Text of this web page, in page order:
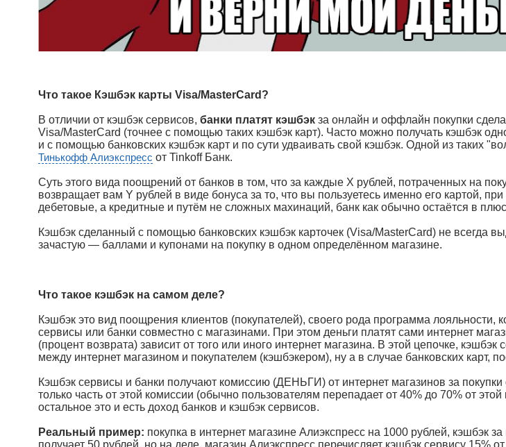
Что такое Кэшбэк карты Visa/MasterCard?
В отличии от кэшбэк сервисов, банки платят кэшбэк за онлайн и оффлайн покупки
Visa/MasterCard (точнее с помощью таких кэшбэк карт). Часто можно получать кэшбэк
и с помощью банковских кэшбэк карт и по сути удваивать свой кэшбэк. Одной из таких
Тинькофф Алиэкспресс от Tinkoff Банк.
Суть этого вида поощрений от банков в том, что за каждые X рублей, потраченных на
возвращает вам Y рублей в виде бонуса за то, что вы пользуетесь именно его картой,
дебетовые, а кредитные и путём не сложных махинаций, банк как обычно остаётся в
Кэшбэк сделанный с помощью банковских кэшбэк карточек (Visa/MasterCard) не всегда
зачастую — баллами и купонами на покупку в одном определённом магазине.
Что такое кэшбэк на самом деле?
Кэшбэк это вид поощрения клиентов (покупателей), своего рода программа лояльности,
сервисы или банки совместно с магазинами. При этом деньги платят сами интернет
(процент возврата) зависит от того или иного интернет магазина. В этой цепочке, кэшбэк
между интернет магазином и покупателем (кэшбэкером), ну а в случае банковских карт,
Кэшбэк сервисы и банки получают комиссию (ДЕНЬГИ) от интернет магазинов за
только часть от этой комиссии (обычно пользователям перепадает от 40% до 70% от
остальное это и есть доход банков и кэшбэк сервисов.
Реальный пример: покупка в интернет магазине Алиэкспресс на 1000 рублей, кэшбэк
получает 50 рублей, но на деле, магазин Алиэкспресс перечисляет кэшбэк сервису 15%